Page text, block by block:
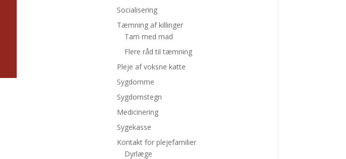
Socialisering
Tæmning af killinger
Tam med mad
Flere råd til tæmning
Pleje af voksne katte
Sygdomme
Sygdomstegn
Medicinering
Sygekasse
Kontakt for plejefamilier
Dyrlæge